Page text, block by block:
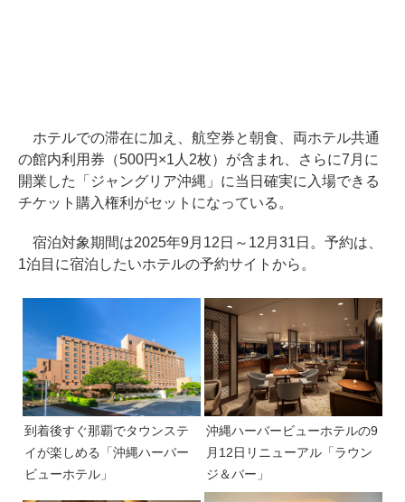
ホテルでの滞在に加え、航空券と朝食、両ホテル共通
の館内利用券（500円×1人2枚）が含まれ、さらに7月に
開業した「ジャングリア沖縄」に当日確実に入場できる
チケット購入権利がセットになっている。
宿泊対象期間は2025年9月12日～12月31日。予約は、
1泊目に宿泊したいホテルの予約サイトから。
到着後すぐ那覇でタウンステ
イが楽しめる「沖縄ハーバー
ビューホテル」
沖縄ハーバービューホテルの9
月12日リニューアル「ラウン
ジ＆バー」